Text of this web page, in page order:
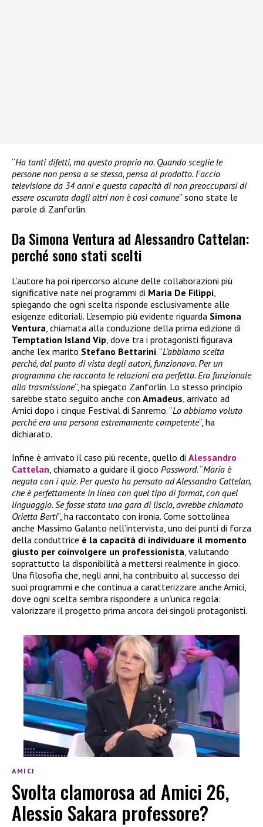
“Ha tanti difetti, ma questo proprio no. Quando sceglie le
persone non pensa a se stessa, pensa al prodotto. Faccio
televisione da 34 anni e questa capacità di non preoccuparsi di
essere oscurata dagli altri non è così comune” sono state le
parole di Zanforlin.
Da Simona Ventura ad Alessandro Cattelan:
perché sono stati scelti
L’autore ha poi ripercorso alcune delle collaborazioni più
significative nate nei programmi di Maria De Filippi,
spiegando che ogni scelta risponde esclusivamente alle
esigenze editoriali. L’esempio più evidente riguarda Simona
Ventura, chiamata alla conduzione della prima edizione di
Temptation Island Vip, dove tra i protagonisti figurava
anche l’ex marito Stefano Bettarini. “L’abbiamo scelta
perché, dal punto di vista degli autori, funzionava. Per un
programma che racconta le relazioni era perfetta. Era funzionale
alla trasmissione“, ha spiegato Zanforlin. Lo stesso principio
sarebbe stato seguito anche con Amadeus, arrivato ad
Amici dopo i cinque Festival di Sanremo. “Lo abbiamo voluto
perché era una persona estremamente competente“, ha
dichiarato.
Infine è arrivato il caso più recente, quello di Alessandro
Cattelan, chiamato a guidare il gioco Password. “Maria è
negata con i quiz. Per questo ha pensato ad Alessandro Cattelan,
che è perfettamente in linea con quel tipo di format, con quel
linguaggio. Se fosse stata una gara di liscio, avrebbe chiamato
Orietta Berti“, ha raccontato con ironia. Come sottolinea
anche Massimo Galanto nell’intervista, uno dei punti di forza
della conduttrice è la capacità di individuare il momento
giusto per coinvolgere un professionista, valutando
soprattutto la disponibilità a mettersi realmente in gioco.
Una filosofia che, negli anni, ha contribuito al successo dei
suoi programmi e che continua a caratterizzare anche Amici,
dove ogni scelta sembra rispondere a un’unica regola:
valorizzare il progetto prima ancora dei singoli protagonisti.
AMICI
Svolta clamorosa ad Amici 26,
Alessio Sakara professore?